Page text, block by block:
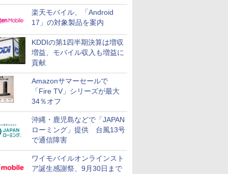
楽天モバイル、「Android
17」の対象製品を案内
KDDIの第1四半期決算は増収
増益、モバイル収入も増益に
貢献
Amazonサマーセールで
「Fire TV」シリーズが最大
34％オフ
沖縄・鹿児島などで「JAPAN
ローミング」提供 台風13号
で通信障害
ワイモバイルオンラインスト
ア誕生感謝祭、9月30日まで